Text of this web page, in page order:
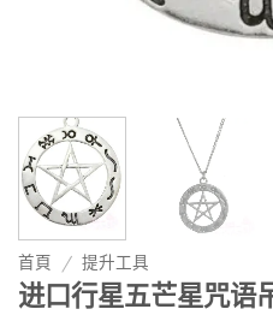
首頁 / 提升工具
进口行星五芒星咒语